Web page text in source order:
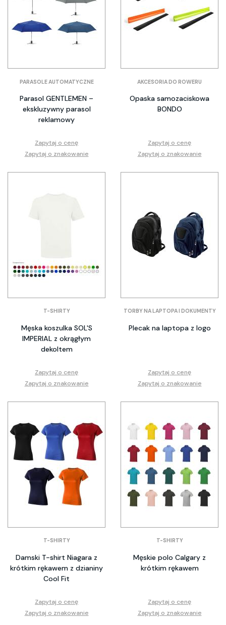
PARASOLE AUTOMATYCZNE
Parasol GENTLEMEN –
ekskluzywny parasol
reklamowy
Zapytaj o cenę
Zapytaj o znakowanie
AKCESORIA DO ROWERU
Opaska samozaciskowa
BONDO
Zapytaj o cenę
Zapytaj o znakowanie
T-SHIRTY
Męska koszulka SOL'S
IMPERIAL z okrągłym
dekoltem
Zapytaj o cenę
Zapytaj o znakowanie
TORBY NA LAPTOPA I DOKUMENTY
Plecak na laptopa z logo
Zapytaj o cenę
Zapytaj o znakowanie
T-SHIRTY
Damski T-shirt Niagara z
krótkim rękawem z dzianiny
Cool Fit
Zapytaj o cenę
Zapytaj o znakowanie
T-SHIRTY
Męskie polo Calgary z
krótkim rękawem
Zapytaj o cenę
Zapytaj o znakowanie